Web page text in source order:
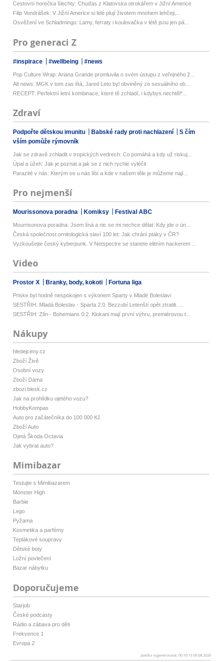
Cestovní horečka šlechty: Chuďas z Klatovska otrokářem v Jižní Americe
Filip Vondrášek: V Jižní Americe si lidé plují životem mnohem lehčeji,...
Osvěžení ve Schladmingu: Lamy, ferraty i koulovačka v létě jsou jen pá...
Pro generaci Z
#inspirace #wellbeing #news
Pop Culture Wrap: Ariana Grande promluvila o svém ústupu z veřejného ž...
Alt news: MGK v tom zas lítá, Jared Leto byl obviněný ze sexuálního ob...
RECEPT: Perfektní letní kombinace, které tě zchladí, i kdybys nechtěl*...
Zdraví
Podpořte dětskou imunitu Babské rady proti nachlazení
S čím
vším pomůže rýmovník
Jak se zdravě zchladit v tropických vedrech: Co pomáhá a kdy už riskuj...
Úpal a úžeh: Jak je poznat a jak se z nich rychle vyléčit
Parazité v nás: Kterým se u nás líbí a kde v našem těle je můžeme nají...
Pro nejmenší
Mourissonova poradna Komiksy Festival ABC
Mourrisonova poradna: Jsem líná a nic se mi nechce dělat: Kdy jde o ún...
Česká společnost ornitologická slaví 100 let: Jak chrání ptáky v ČR?
Vyzkoušejte český kyberpunk. V Netspectre se stanete elitním hackerem ...
Video
Prostor X Branky, body, kokoti Fortuna liga
Priske byl hodně nespokojen s výkonem Sparty v Mladé Boleslavi
SESTŘIH: Mladá Boleslav - Sparta 2:0. Bezzubí Letenští opět ztratili. ...
SESTŘIH: Zlín - Bohemians 0:2. Klokani mají první výhru, premiérovou t...
Nákupy
hledejceny.cz
Zboží Živě
Osobní vozy
Zboží Dáma
zbozi.blesk.cz
Jak na prohlídku ojetého vozu?
HobbyKompas
Auto pro začátečníka do 100 000 Kč
Zboží Auto
Ojetá Škoda Octavia
Jak vybrat auto?
Mimibazar
Testujte s Mimibazarem
Monster High
Barbie
Lego
Pyžama
Kosmetika a parfémy
Teplákové soupravy
Dětské boty
Ložní povlečení
Bazar nábytku
Doporučujeme
Starjob
České podcasty
Rádio a zábava pro děti
Frekvence 1
Evropa 2
patička vygenerovaná: 00:10:13 09.08.2026